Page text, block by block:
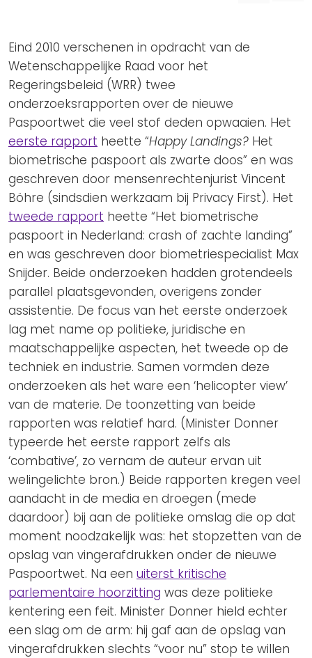
Privacybeleid
ANBI Status
Playlist
Eind 2010 verschenen in opdracht van de
Wetenschappelijke Raad voor het
Regeringsbeleid (WRR) twee
onderzoeksrapporten over de nieuwe
Paspoortwet die veel stof deden opwaaien. Het
eerste rapport heette “Happy Landings? Het
biometrische paspoort als zwarte doos” en was
geschreven door mensenrechtenjurist Vincent
Böhre (sindsdien werkzaam bij Privacy First). Het
tweede rapport heette “Het biometrische
paspoort in Nederland: crash of zachte landing”
en was geschreven door biometriespecialist Max
Snijder. Beide onderzoeken hadden grotendeels
parallel plaatsgevonden, overigens zonder
assistentie. De focus van het eerste onderzoek
lag met name op politieke, juridische en
maatschappelijke aspecten, het tweede op de
techniek en industrie. Samen vormden deze
onderzoeken als het ware een ‘helicopter view’
van de materie. De toonzetting van beide
rapporten was relatief hard. (Minister Donner
typeerde het eerste rapport zelfs als
‘combative’, zo vernam de auteur ervan uit
welingelichte bron.) Beide rapporten kregen veel
aandacht in de media en droegen (mede
daardoor) bij aan de politieke omslag die op dat
moment noodzakelijk was: het stopzetten van de
opslag van vingerafdrukken onder de nieuwe
Paspoortwet. Na een uiterst kritische
parlementaire hoorzitting was deze politieke
kentering een feit. Minister Donner hield echter
een slag om de arm: hij gaf aan de opslag van
vingerafdrukken slechts “voor nu” stop te willen